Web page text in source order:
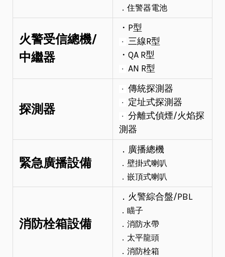
．住警器電池
火警受信總機/
中繼器
・P型
・ 三線R型
・QA R型
・ AN R型
探測器
・ 傳統探測器
・ 定址式探測器
・ 分離式偵煙/火焰探
測器
緊急廣播設備
．廣播總機
．壁掛式喇叭
．嵌頂式喇叭
消防栓箱設備
．火警綜合盤/PBL
．瞄子
．消防水帶
．太平龍頭
．消防栓箱